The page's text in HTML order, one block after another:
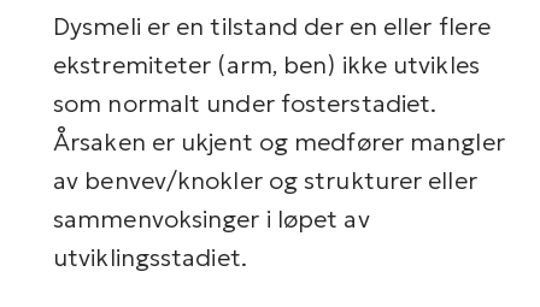
Dysmeli er en tilstand der en eller flere
ekstremiteter (arm, ben) ikke utvikles
som normalt under fosterstadiet.
Årsaken er ukjent og medfører mangler
av benvev/knokler og strukturer eller
sammenvoksinger i løpet av
utviklingsstadiet.